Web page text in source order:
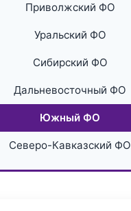
Приволжский ФО
Уральский ФО
Сибирский ФО
Дальневосточный ФО
Южный ФО
Северо-Кавказский ФО